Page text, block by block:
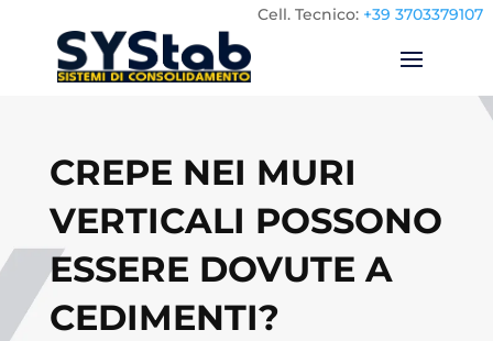
Cell. Tecnico: +39 3703379107
CREPE NEI MURI
VERTICALI POSSONO
ESSERE DOVUTE A
CEDIMENTI?